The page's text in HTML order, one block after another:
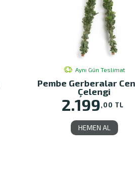
Aynı Gün Teslimat
Pembe Gerberalar
Çelengi
2.199,00 TL
HEMEN AL